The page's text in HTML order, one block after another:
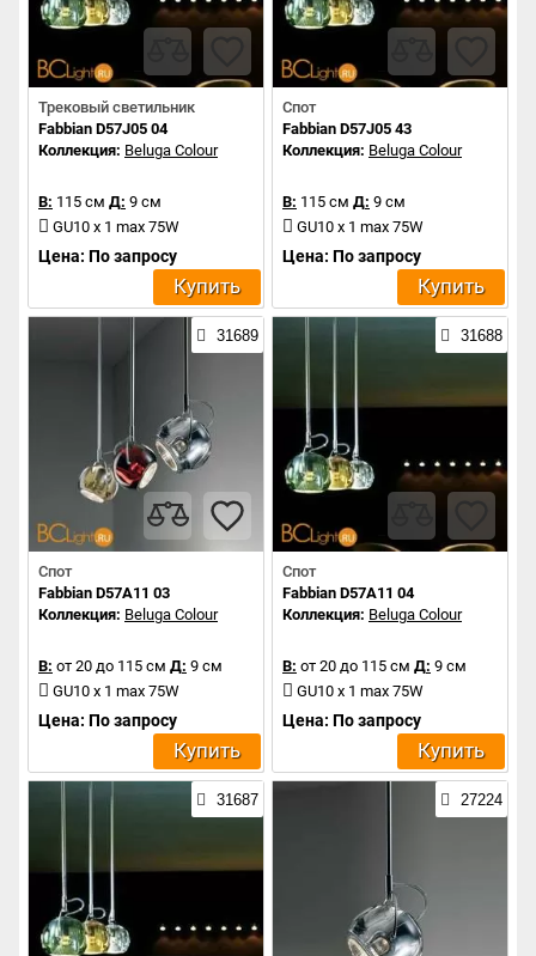
Трековый светильник
Fabbian D57J05 04
Коллекция: Beluga Colour
В: 115 см Д: 9 см
GU10 x 1 max 75W
Цена: По запросу
Купить
Спот
Fabbian D57J05 43
Коллекция: Beluga Colour
В: 115 см Д: 9 см
GU10 x 1 max 75W
Цена: По запросу
Купить
31689
Спот
Fabbian D57A11 03
Коллекция: Beluga Colour
В: от 20 до 115 см Д: 9 см
GU10 x 1 max 75W
Цена: По запросу
Купить
31688
Спот
Fabbian D57A11 04
Коллекция: Beluga Colour
В: от 20 до 115 см Д: 9 см
GU10 x 1 max 75W
Цена: По запросу
Купить
31687 27224